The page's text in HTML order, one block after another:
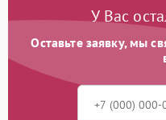
У Вас
Оставьте заявку, мы